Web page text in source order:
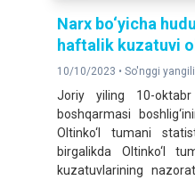
Narx bo‘yicha
haftalik kuzatuvi
10/10/2023 • So'nggi
Joriy yiling 10-
boshqarmasi
Oltinko‘l tumani
birgalikda Oltinko‘l
kuzatuvlarining